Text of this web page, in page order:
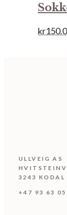
kr
ULLVEIG AS
3243 KODAL
+47 93 63 05